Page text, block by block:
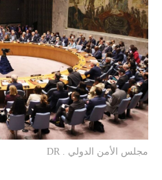
مجلس الأمن الدولي . DR